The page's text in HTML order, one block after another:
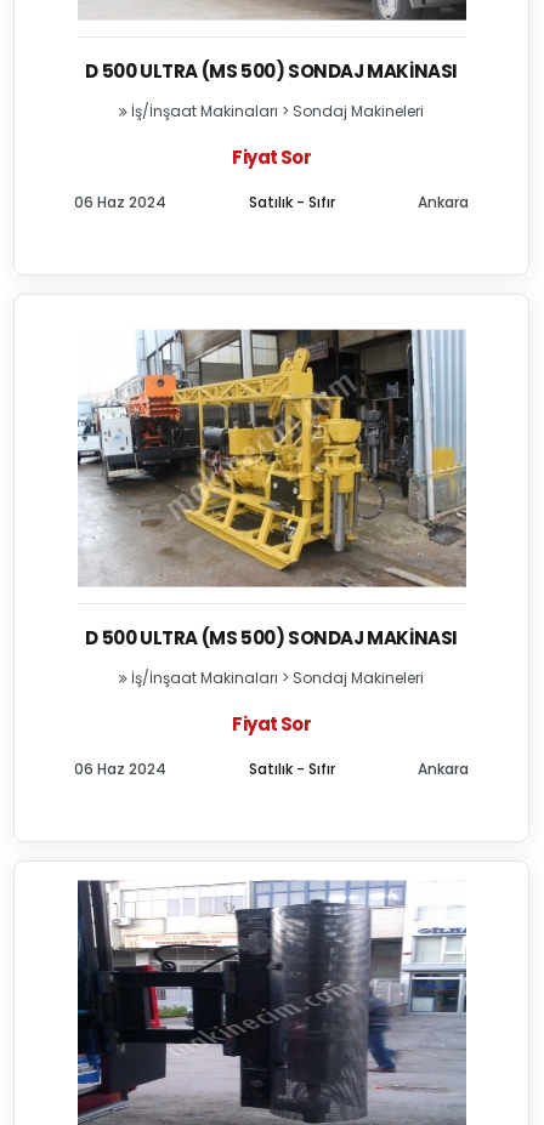
D 500 ULTRA (MS 500) SONDAJ MAKINASI
İş/İnşaat Makinaları > Sondaj Makineleri
Fiyat Sor
Satılık - Sıfır
06 Haz 2024 Ankara
D 500 ULTRA (MS 500) SONDAJ MAKINASI
İş/İnşaat Makinaları > Sondaj Makineleri
Fiyat Sor
Satılık - Sıfır
06 Haz 2024 Ankara